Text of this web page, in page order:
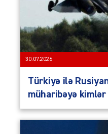
30.07.2026
Türkiyə ilə
müharibəyə